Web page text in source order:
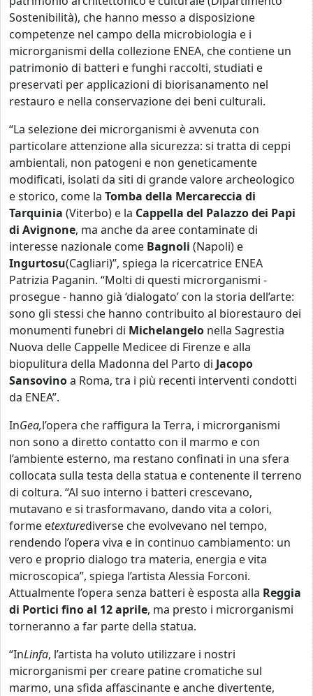
Sostenibilità), che hanno messo a disposizione
competenze nel campo della microbiologia e i
microrganismi della collezione ENEA, che contiene un
patrimonio di batteri e funghi raccolti, studiati e
preservati per applicazioni di biorisanamento nel
restauro e nella conservazione dei beni culturali.
“La selezione dei microrganismi è avvenuta con
particolare attenzione alla sicurezza: si tratta di ceppi
ambientali, non patogeni e non geneticamente
modificati, isolati da siti di grande valore archeologico
e storico, come la Tomba della Mercareccia di
Tarquinia (Viterbo) e la Cappella del Palazzo dei Papi
di Avignone, ma anche da aree contaminate di
interesse nazionale come Bagnoli (Napoli) e
Ingurtosu(Cagliari)”, spiega la ricercatrice ENEA
Patrizia Paganin. “Molti di questi microrganismi -
prosegue - hanno già ‘dialogato’ con la storia dell’arte:
sono gli stessi che hanno contribuito al biorestauro dei
monumenti funebri di Michelangelo nella Sagrestia
Nuova delle Cappelle Medicee di Firenze e alla
biopulitura della Madonna del Parto di Jacopo
Sansovinoa Roma, tra i più recenti interventi condotti
da ENEA”.
InGea,l’opera che raffigura la Terra, i microrganismi
non sono a diretto contatto con il marmo e con
l’ambiente esterno, ma restano confinati in una sfera
collocata sulla testa della statua e contenente il terreno
di coltura. “Al suo interno i batteri crescevano,
mutavano e si trasformavano, dando vita a colori,
forme etexturediverse che evolvevano nel tempo,
rendendo l’opera viva e in continuo cambiamento: un
vero e proprio dialogo tra materia, energia e vita
microscopica”, spiega l’artista Alessia Forconi.
Attualmente l’opera senza batteri è esposta alla Reggia
di Portici fino al 12 aprile, ma presto i microrganismi
torneranno a far parte della statua.
“InLinfa, l’artista ha voluto utilizzare i nostri
microrganismi per creare patine cromatiche sul
marmo, una sfida affascinante e anche divertente,